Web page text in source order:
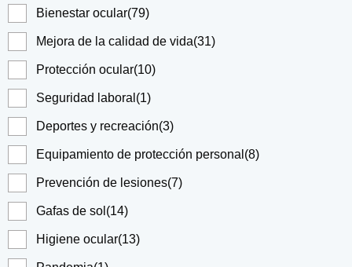
Bienestar ocular(79)
Mejora de la calidad de vida(31)
Protección ocular(10)
Seguridad laboral (1)
Deportes y recreación(3)
Equipamiento de protección personal (8)
Prevención de lesiones(7)
Gafas de sol (14)
Higiene ocular(13)